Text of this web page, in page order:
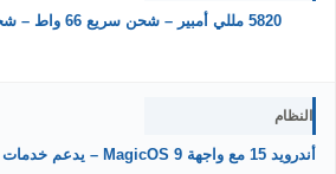
النظام
أندرويد 15 مع واجهة MagicOS 9 – يدعم خدمات جوجل